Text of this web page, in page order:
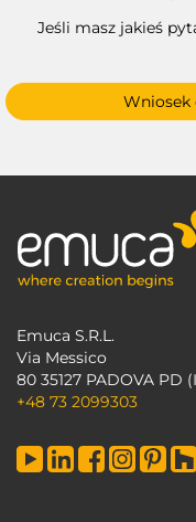
Jeśli masz jakieś
Wniosek
Emuca S.R.L.
Via Messico
80 35127 PADOVA PD
+48 73 2099303